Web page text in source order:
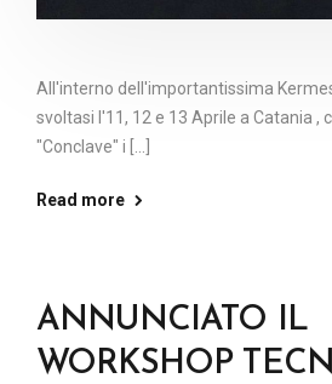
All'interno dell'importantissima
svoltasi l'11, 12 e 13 Aprile a Catania ,
"Conclave" i [...]
Read more
ANNUNCIATO IL
WORKSHOP